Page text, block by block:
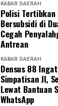
KABAR DAERAH
Polisi Tertibkan
Bersubsidi di
Cegah
Antrean
KABAR DAERAH
Densus 88
Simpatisan JI,
Lewat Bantuan
WhatsApp